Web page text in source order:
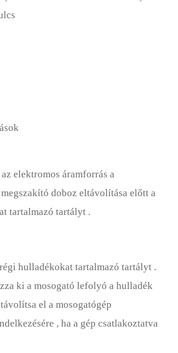
elektromos áramforrás a
doboz eltávolítása előtt a
tartalmazó tartályt .
hulladékokat tartalmazó tartályt .
ki a mosogató lefolyó a hulladék
el a mosogatógép
, ha a gép csatlakoztatva